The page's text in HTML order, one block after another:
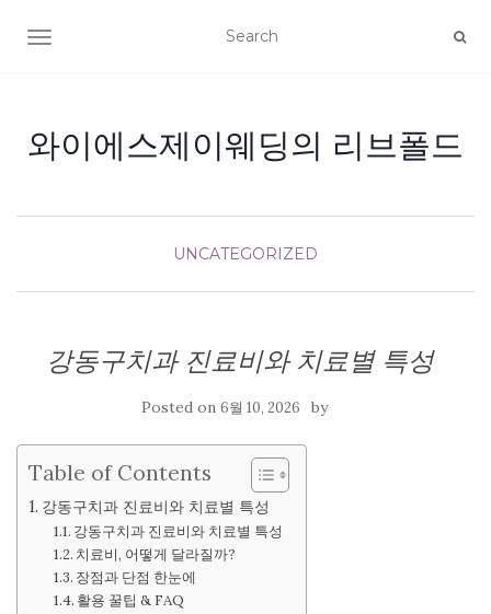
TOGGLE NAVIGATION
와이에스제이웨딩의 리브폴드
UNCATEGORIZED
강동구치과 진료비와 치료별 특성
Posted on 6월 10, 2026 by
Table of Contents
강동구치과 진료비와 치료별 특성
강동구치과 진료비와 치료별 특성
치료비, 어떻게 달라질까?
장점과 단점 한눈에
활용 꿀팁 & FAQ